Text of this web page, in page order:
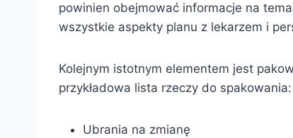
powinien obejmować informacje na
wszystkie aspekty planu z lekarzem i
Kolejnym istotnym elementem jest
przykładowa lista rzeczy do spakowania:
Ubrania na zmianę